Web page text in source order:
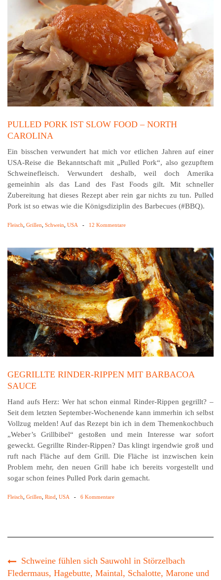
PULLED PORK IST SLOW FOOD – NORTH
CAROLINA
Ein bisschen verwundert hat mich vor etlichen Jahren auf einer
USA-Reise die Bekanntschaft mit „Pulled Pork“, also gezupftem
Schweinefleisch. Verwundert deshalb, weil doch Amerika
gemeinhin als das Land des Fast Foods gilt. Mit schneller
Zubereitung hat dieses Rezept aber rein gar nichts zu tun. Pulled
Pork ist so etwas wie die Königsdiziplin des Barbecues (#BBQ).
Fleisch Grillen Schwein USA - 12 Kommentare
GEGRILLTE RINDER-RIPPEN MIT BARBACOA
SAUCE
Hand aufs Herz: Wer hat schon einmal Rinder-Rippen gegrillt? –
Seit dem letzten September-Wochenende kann immerhin ich selbst
Vollzug melden! Auf das Rezept bin ich in dem Themenkochbuch
„Weber’s Grillbibel“ gestoßen und mein Interesse war sofort
geweckt. Gegrillte Rinder-Rippen? Das klingt irgendwie groß und
ruft nach Fläche auf dem Grill. Die Fläche ist inzwischen kein
Problem mehr, den neuen Grill habe ich bereits vorgestellt und
sogar schon feines Pulled Pork darin gemacht.
Fleisch Grillen Rind USA - 6 Kommentare
Schweine fühlen sich Sauwohl in Störzelbach
Fledermaus, Hagebutte, Maintal, Schalotte, Marone und